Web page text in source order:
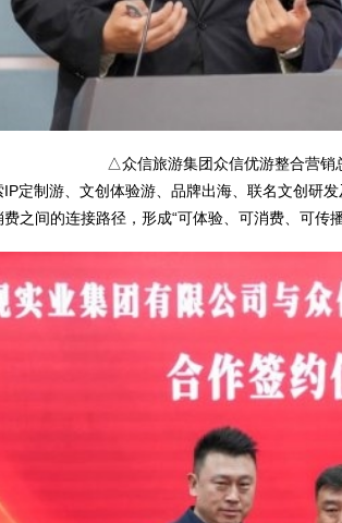
△众信旅游集团众信优游整合营销
IP定制游、文创体验游、品牌出海、联名文创研
之间的连接路径，形成“可体验、可消费、可传